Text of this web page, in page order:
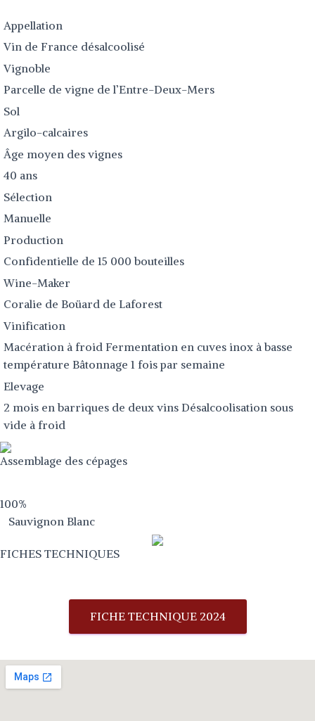
Appellation
Vin de France désalcoolisé
Vignoble
Parcelle de vigne de l’Entre-Deux-Mers
Sol
Argilo-calcaires
Âge moyen des vignes
40 ans
Sélection
Manuelle
Production
Confidentielle de 15 000 bouteilles
Wine-Maker
Coralie de Boüard de Laforest
Vinification
Macération à froid Fermentation en cuves inox à basse
température Bâtonnage 1 fois par semaine
Elevage
2 mois en barriques de deux vins Désalcoolisation sous
vide à froid
Assemblage des cépages
100%
Sauvignon Blanc
FICHES TECHNIQUES
FICHE TECHNIQUE 2024